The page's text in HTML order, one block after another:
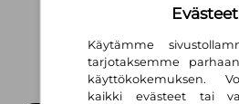
Evästeet
Käytämme
tarjotaksemme
käyttökokemuksen.
kaikki evästeet tai